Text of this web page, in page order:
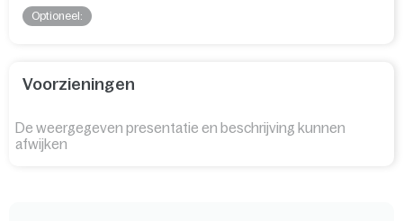
Optioneel:
Voorzieningen
De weergegeven presentatie en beschrijving kunnen
afwijken